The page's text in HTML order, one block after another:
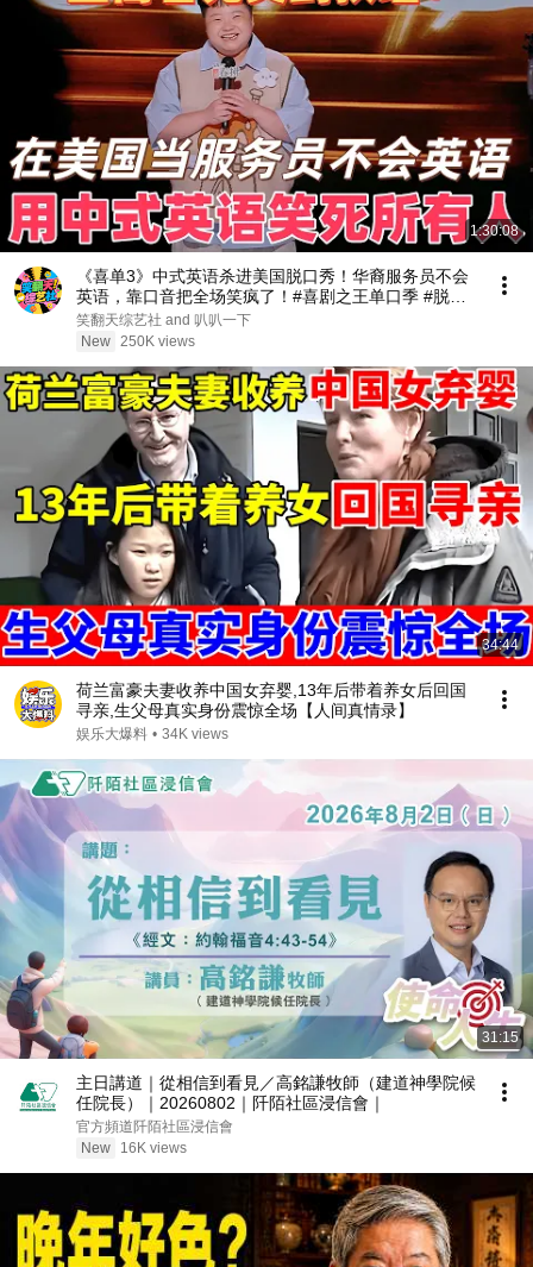
1:30:08
《喜单3》中式英语杀进美国脱口秀！华裔服务员不会
英语，靠口音把全场笑疯了！#喜剧之王单口季 #脱口
秀 #搞笑 #喜剧 #funny #综艺
笑翻天综艺社 and 叭叭一下
New 250K views
34:44
荷兰富豪夫妻收养中国女弃婴,13年后带着养女后回国
寻亲,生父母真实身份震惊全场【人间真情录】
娱乐大爆料 • 34K views
31:15
主日講道｜從相信到看見／高銘謙牧師（建道神學院候
任院長）｜20260802｜阡陌社區浸信會｜
官方頻道阡陌社區浸信會
New
16K views